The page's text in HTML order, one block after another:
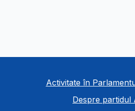
Activitate în
Despre partidul